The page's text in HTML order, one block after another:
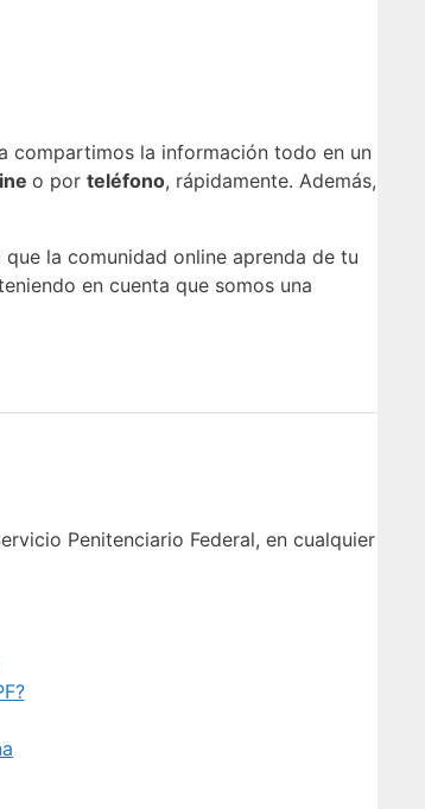
compartimos la información todo en un
o por teléfono, rápidamente. Además,
la comunidad online aprenda de tu
en cuenta que somos una
Penitenciario Federal, en cualquier